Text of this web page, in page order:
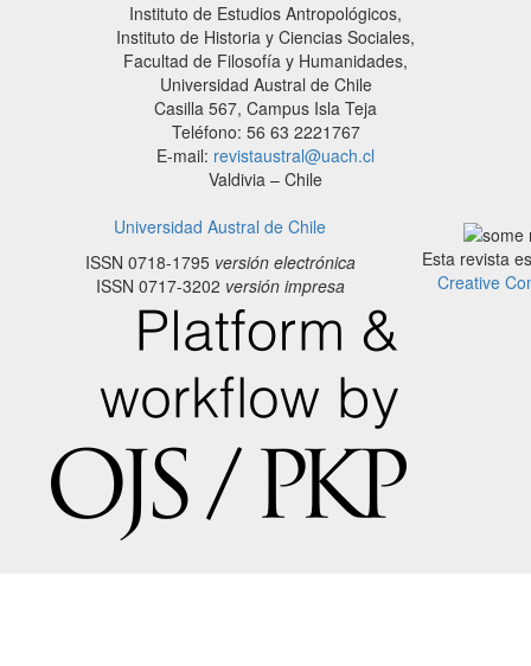
Instituto de Estudios Antropológicos,
Instituto de Historia y Ciencias Sociales,
Facultad de Filosofía y Humanidades,
Universidad Austral de Chile
Casilla 567, Campus Isla Teja
Teléfono: 56 63 2221767
E-mail: revistaustral@uach.cl
Valdivia – Chile
Universidad Austral de Chile
ISSN 0718-1795versión electrónica
ISSN 0717-3202 versión impresa
Esta revista
Creative